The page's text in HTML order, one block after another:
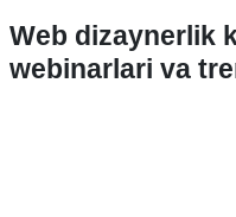
Web dizaynerlik
webinarlari va